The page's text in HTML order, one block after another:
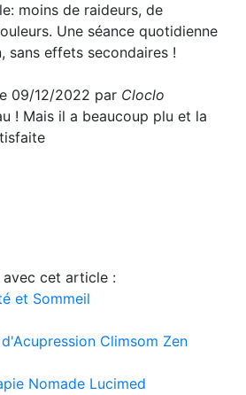
moins de raideurs, de
Une séance quotidienne
sans effets secondaires !
09/12/2022 par Cloclo
! Mais il a beaucoup plu et la
avec cet article :
et Sommeil
Climsom Zen
Nomade Lucimed